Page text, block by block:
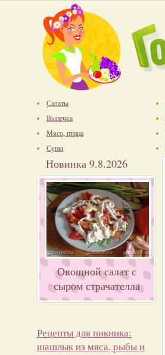
Салаты
Выпечка
Мясо, птица
Супы
Новинка 9.8.2026
Овощной салат с
сыром страчателла
Рецепты для пикника:
шашлык из мяса, рыбы и